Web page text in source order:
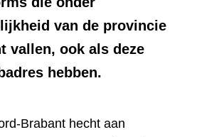
van de provincie
vallen, ook als deze
hebben.
Brabant hecht aan